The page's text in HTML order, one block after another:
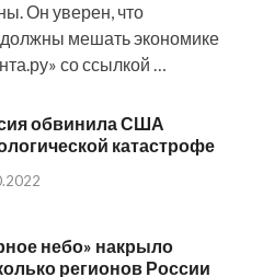
Он уверен, что
должны мешать экономике
со ссылкой …
обвинила США
катастрофе
небо» накрыло
регионов России